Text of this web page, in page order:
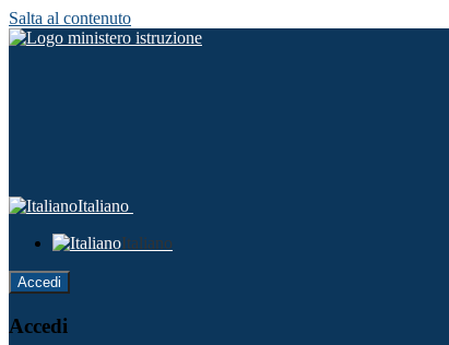
Salta al contenuto
Italiano
Italiano
Accedi
Accedi